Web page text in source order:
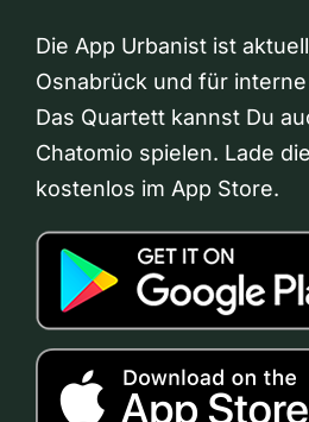
Die App Urbanist ist
Osnabrück und für
Das Quartett kannst Du
Chatomio spielen. Lade
kostenlos im App Store.